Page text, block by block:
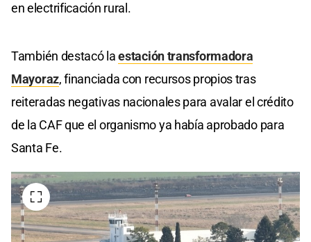
en electrificación rural.
También destacó laestación transformadora
Mayoraz, financiada con recursos propios tras
reiteradas negativas nacionales para avalar el crédito
de la CAF que el organismo ya había aprobado para
Santa Fe.